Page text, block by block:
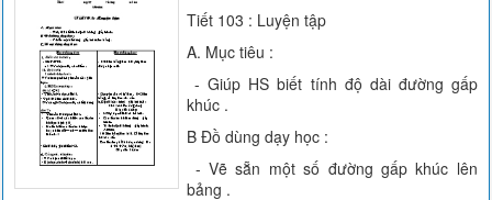
Tiết 103 : Luyện tập
A. Mục tiêu :
- Giúp HS biết tính độ dài đường gấp
khúc .
B Đồ dùng dạy học :
- Vẽ sẵn một số đường gấp khúc lên
bảng .